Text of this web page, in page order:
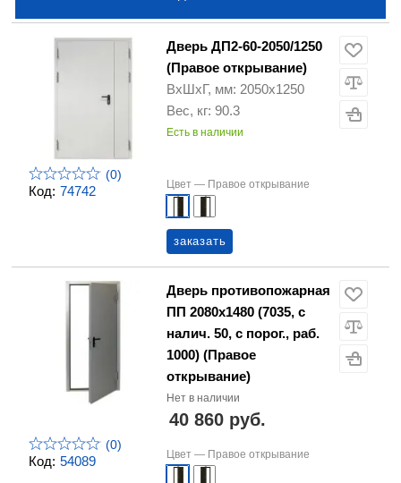
Код: 74742
(0)
Дверь ДП2-60-2050/1250
(Правое открывание)
ВхШхГ, мм: 2050х1250
Вес, кг: 90.3
Есть в наличии
Цвет — Правое открывание
заказать
Код: 54089
(0)
Дверь противопожарная
ПП 2080х1480 (7035, с
налич. 50, с порог., раб.
1000) (Правое
открывание)
Нет в наличии
40 860 руб.
Цвет — Правое открывание